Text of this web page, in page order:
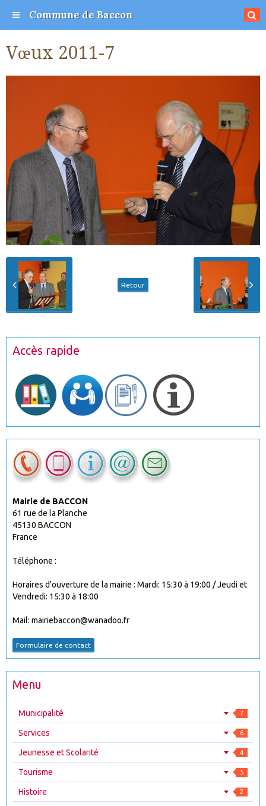
Commune de Baccon
Vœux 2011-7
Retour
Accès rapide
Mairie de BACCON
61 rue de la Planche
45130 BACCON
France
Téléphone :
Horaires d'ouverture de la mairie : Mardi: 15:30 à 19:00 / Jeudi et
Vendredi: 15:30 à 18:00
Mail: mairiebaccon@wanadoo.fr
Formulaire de contact
Menu
Municipalité 7
Services 6
Jeunesse et Scolarité 4
Tourisme 5
Histoire 2